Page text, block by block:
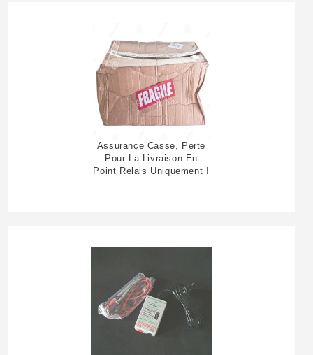
Assurance Casse, Perte
Pour La Livraison En
Point Relais Uniquement !